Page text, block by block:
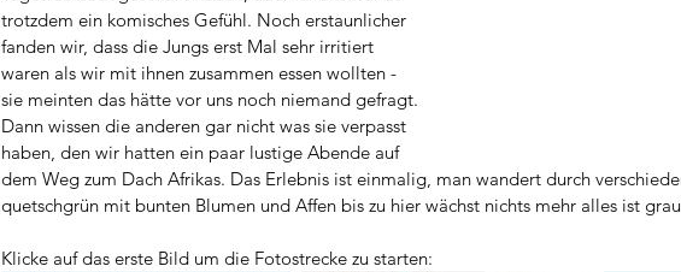
trotzdem ein komisches Gefühl. Noch erstaunlicher
fanden wir, dass die Jungs erst Mal sehr irritiert
waren als wir mit ihnen zusammen essen wollten -
sie meinten das hätte vor uns noch niemand gefragt.
Dann wissen die anderen gar nicht was sie verpasst
haben, den wir hatten ein paar lustige Abende auf
dem Weg zum Dach Afrikas. Das Erlebnis ist einmalig, man wandert durch
quetschgrün mit bunten Blumen und Affen bis zu hier wächst nichts mehr alles ist
Klicke auf das erste Bild um die Fotostrecke zu starten: